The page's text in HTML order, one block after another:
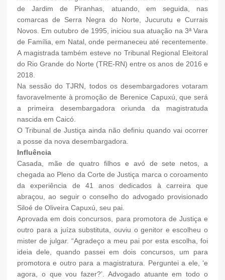
de Jardim de Piranhas, atuando, em seguida, nas
comarcas de Serra Negra do Norte, Jucurutu e Currais
Novos. Em outubro de 1995, iniciou sua atuação na 3ª Vara
de Família, em Natal, onde permaneceu até recentemente.
A magistrada também esteve no Tribunal Regional Eleitoral
do Rio Grande do Norte (TRE-RN) entre os anos de 2016 e
2018.
Na sessão do TJRN, todos os desembargadores votaram
favoravelmente à promoção de Berenice Capuxú, que será
a primeira desembargadora oriunda da magistratuda
nascida em Caicó.
O Tribunal de Justiça ainda não definiu quando vai ocorrer
a posse da nova desembargadora.
Influência
Casada, mãe de quatro filhos e avó de sete netos, a
chegada ao Pleno da Corte de Justiça marca o coroamento
da experiência de 41 anos dedicados à carreira que
abraçou, ao seguir o conselho do advogado provisionado
Siloé de Oliveira Capuxú, seu pai.
Aprovada em dois concursos, para promotora de Justiça e
outro para a juíza substituta, ouviu o genitor e escolheu o
mister de julgar. “Agradeço a meu pai por esta escolha, foi
ideia dele, quando passei em dois concursos, um para
promotora e outro para a magistratura. Perguntei a ele, ‘e
agora, o que vou fazer?’. Advogado atuante em todo o